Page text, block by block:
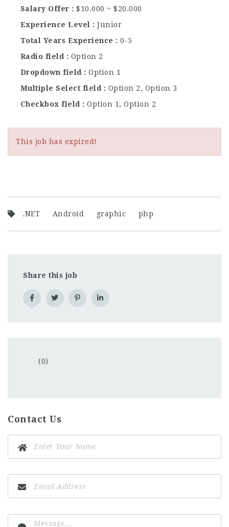
Salary Offer
$10.000 ~ $20.000
Experience Level
Junior
Total Years Experience
0-5
Radio field
Option 2
Dropdown field
Option 1
Multiple Select field
Option 2, Option 3
Checkbox field
Option 1, Option 2
This job has expired!
.NET Android graphic php
Share this job
(0)
Contact Us